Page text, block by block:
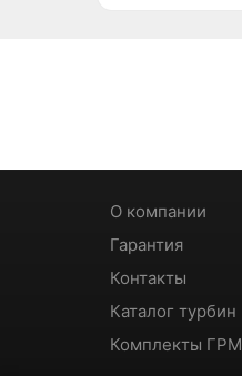
О компании
Гарантия
Контакты
Каталог турбин
Комплекты ГРМ